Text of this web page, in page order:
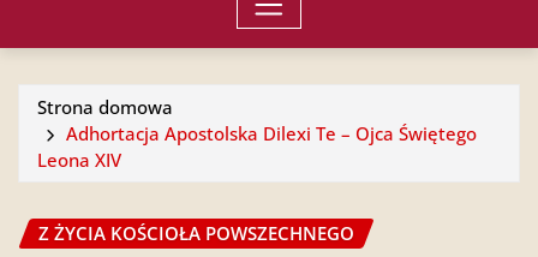
Strona domowa
Adhortacja Apostolska Dilexi Te – Ojca Świętego
Leona XIV
Z ŻYCIA KOŚCIOŁA POWSZECHNEGO